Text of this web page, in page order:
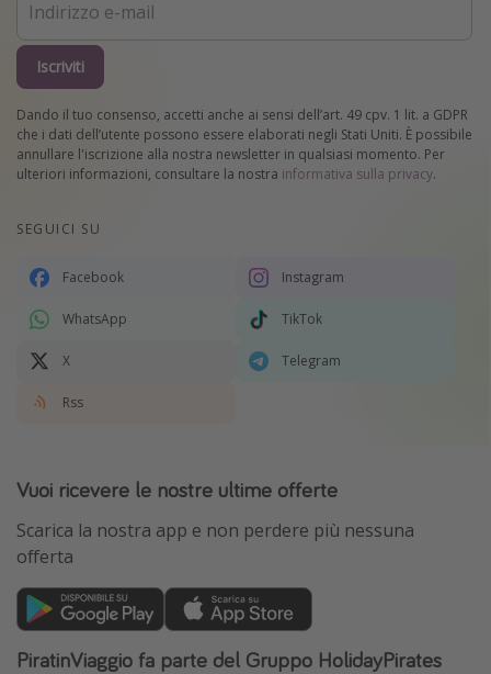
Iscriviti
Dando il tuo consenso, accetti anche ai sensi dell’art. 49 cpv. 1 lit. a GDPR
che i dati dell’utente possono essere elaborati negli Stati Uniti. È possibile
annullare l'iscrizione alla nostra newsletter in qualsiasi momento. Per
ulteriori informazioni, consultare la nostra informativa sulla privacy.
SEGUICI SU
Facebook Instagram
WhatsApp TikTok
X Telegram
Rss
Vuoi ricevere le nostre ultime offerte
Scarica la nostra app e non perdere più nessuna
offerta
PiratinViaggio fa parte del Gruppo HolidayPirates